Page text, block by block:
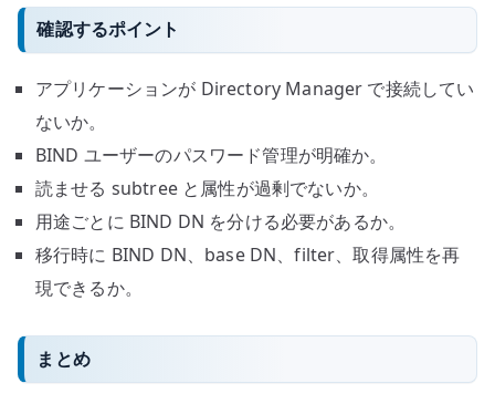
確認するポイント
アプリケーションが Directory Manager で接続してい
ないか。
BIND ユーザーのパスワード管理が明確か。
読ませる subtree と属性が過剰でないか。
用途ごとに BIND DN を分ける必要があるか。
移行時に BIND DN、base DN、filter、取得属性を再
現できるか。
まとめ